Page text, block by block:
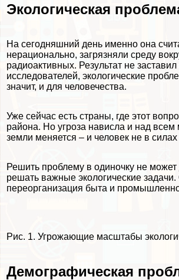
Экологическая
На сегодняшний день именно она
нерационально, загрязняли среду
радиоактивных. Результат не
исследователей, экологические
значит, и для человечества.
Уже сейчас есть страны, где этот
района. Но угроза нависла и над
земли меняется – и человек не в
Решить проблему в одиночку не
решать важные экологические
переорганизация быта и
Рис. 1. Угрожающие масштабы
Демографическая